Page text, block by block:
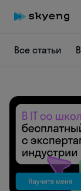
Все статьи
Skyeng
online